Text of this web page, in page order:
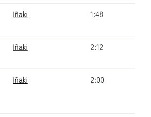
Iñaki 1:48
Iñaki 2:12
Iñaki 2:00